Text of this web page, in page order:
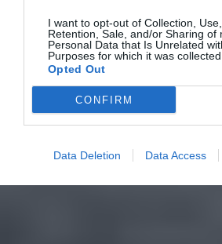
I want to opt-out of Collection, Use,
Retention, Sale, and/or Sharing of
Personal Data that Is Unrelated
Purposes for which it was collected.
Opted Out
CONFIRM
Data Deletion Data Access